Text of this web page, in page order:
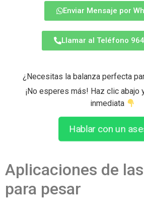
Enviar Mensaje por
Llamar al Teléfono
¿Necesitas la balanza perfecta
¡No esperes más! Haz clic abajo
inmediata
Hablar con un
Aplicaciones de
para pesar